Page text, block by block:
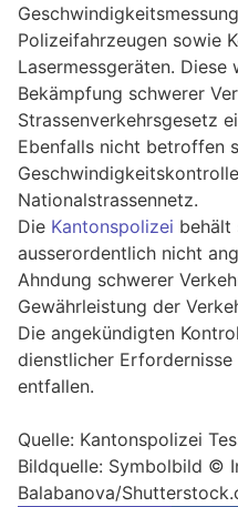
Polizeifahrzeugen sowie
Lasermessgeräten.
Bekämpfung schwerer
Strassenverkehrsgesetz
Ebenfalls nicht betroffen
Nationalstrassennetz.
Die Kantonspolizei behält
ausserordentlich nicht
Ahndung schwerer
Gewährleistung der
Die angekündigten
dienstlicher
entfallen.
Quelle: Kantonspolizei
Bildquelle: Symbolbild ©
Balabanova/